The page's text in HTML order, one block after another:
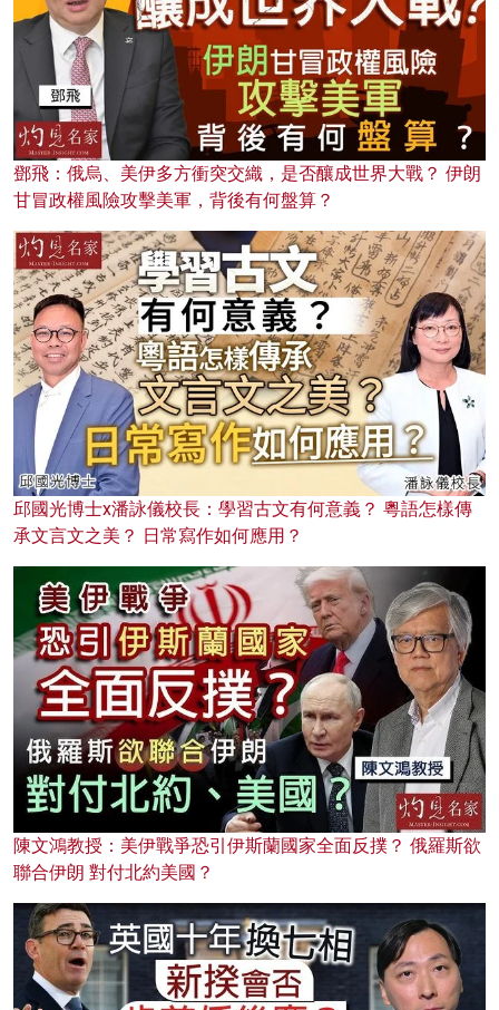
鄧飛：俄烏、美伊多方衝突交織，是否釀成世界大戰？ 伊朗
甘冒政權風險攻擊美軍，背後有何盤算？
邱國光博士x潘詠儀校長：學習古文有何意義？ 粵語怎樣傳
承文言文之美？ 日常寫作如何應用？
陳文鴻教授：美伊戰爭恐引伊斯蘭國家全面反撲？ 俄羅斯欲
聯合伊朗 對付北約美國？